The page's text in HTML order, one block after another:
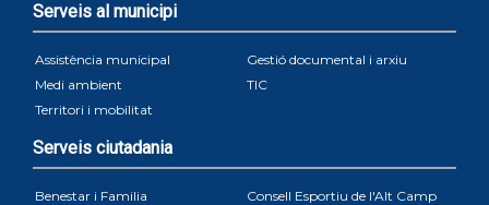
Serveis al municipi
Assistència municipal
Gestió documental i arxiu
Medi ambient
TIC
Territori i mobilitat
Serveis ciutadania
Benestar i Familia
Consell Esportiu de l'Alt Camp